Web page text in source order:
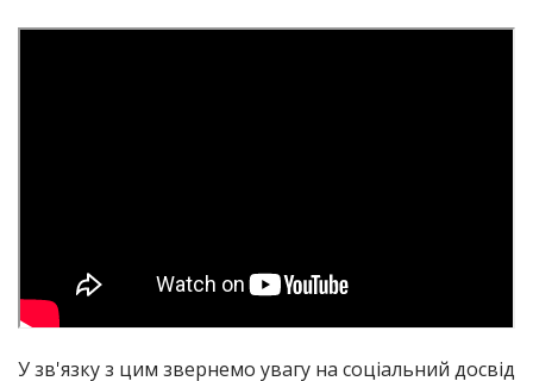
У зв'язку з цим звернемо увагу на соціальний досвід